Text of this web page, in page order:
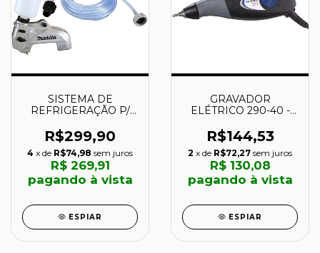
SISTEMA DE
REFRIGERAÇÃO P/
MAKITA
R$299,90
4 x de R$74,98 sem juros
R$ 269,91
pagando à vista
ESPIAR
GRAVADOR
ELÉTRICO 290-40 -
DREMEL
R$144,53
2 x de R$72,27 sem juros
R$ 130,08
pagando à vista
ESPIAR